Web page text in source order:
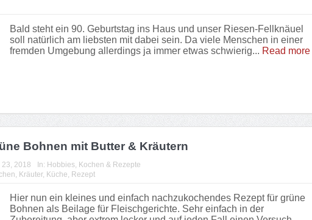
Bald steht ein 90. Geburtstag ins Haus und unser Riesen-Fellknäuel
soll natürlich am liebsten mit dabei sein. Da viele Menschen in einer
fremden Umgebung allerdings ja immer etwas schwierig... Read more
Bohnen mit Butter & Kräutern
23, 2018 In: Hobbies, Kochen & Rezepte
Kräuter, Küche Rezept
Hier nun ein kleines und einfach nachzukochendes Rezept für grüne
Bohnen als Beilage für Fleischgerichte. Sehr einfach in der